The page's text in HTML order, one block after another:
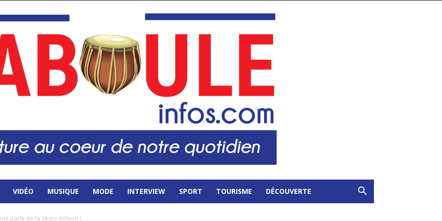
VIDÉO MUSIQUE MODE INTERVIEW SPORT TOURISME DÉCOUVERTE
parle de la 3ème édition !